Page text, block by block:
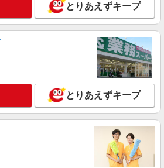
とりあえずキープ
とりあえずキープ